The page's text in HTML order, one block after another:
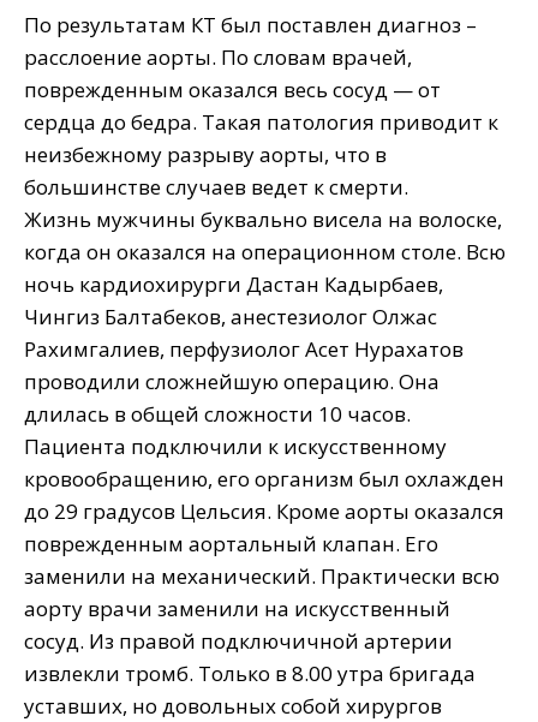
По результатам КТ был поставлен диагноз –
расслоение аорты. По словам врачей,
поврежденным оказался весь сосуд — от
сердца до бедра. Такая патология приводит к
неизбежному разрыву аорты, что в
большинстве случаев ведет к смерти.
Жизнь мужчины буквально висела на волоске,
когда он оказался на операционном столе. Всю
ночь кардиохирурги Дастан Кадырбаев,
Чингиз Балтабеков, анестезиолог Олжас
Рахимгалиев, перфузиолог Асет Нурахатов
проводили сложнейшую операцию. Она
длилась в общей сложности 10 часов.
Пациента подключили к искусственному
кровообращению, его организм был охлажден
до 29 градусов Цельсия. Кроме аорты оказался
поврежденным аортальный клапан. Его
заменили на механический. Практически всю
аорту врачи заменили на искусственный
сосуд. Из правой подключичной артерии
извлекли тромб. Только в 8.00 утра бригада
уставших, но довольных собой хирургов